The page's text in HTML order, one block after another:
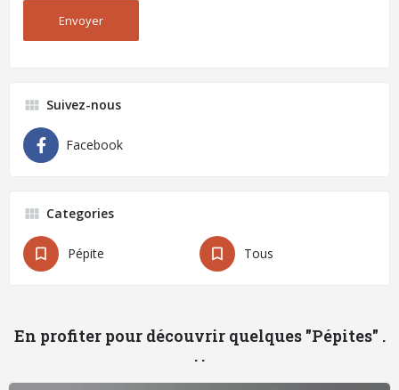
Suivez-nous
Facebook
Categories
Pépite Tous
En profiter pour découvrir quelques "Pépites" .
. .